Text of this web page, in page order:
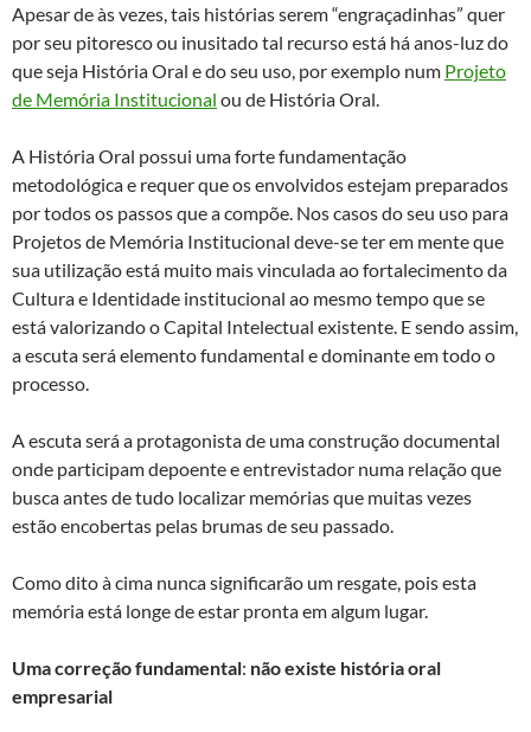
Apesar de às vezes, tais histórias serem “engraçadinhas” quer
por seu pitoresco ou inusitado tal recurso está há anos-luz do
que seja História Oral e do seu uso, por exemplo num Projeto
de Memória Institucional ou de História Oral.
A História Oral possui uma forte fundamentação
metodológica e requer que os envolvidos estejam preparados
por todos os passos que a compõe. Nos casos do seu uso para
Projetos de Memória Institucional deve-se ter em mente que
sua utilização está muito mais vinculada ao fortalecimento da
Cultura e Identidade institucional ao mesmo tempo que se
está valorizando o Capital Intelectual existente. E sendo assim,
a escuta será elemento fundamental e dominante em todo o
processo.
A escuta será a protagonista de uma construção documental
onde participam depoente e entrevistador numa relação que
busca antes de tudo localizar memórias que muitas vezes
estão encobertas pelas brumas de seu passado.
Como dito à cima nunca significarão um resgate, pois esta
memória está longe de estar pronta em algum lugar.
Uma correção fundamental: não existe história oral
empresarial